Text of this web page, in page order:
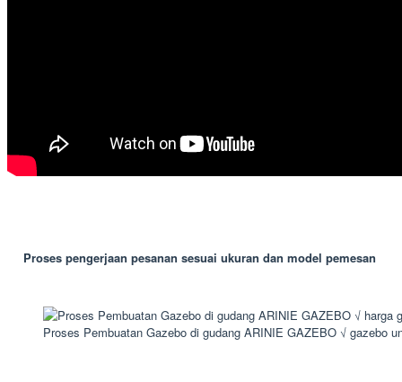
Proses pengerjaan pesanan sesuai ukuran dan model pemesan
Proses Pembuatan Gazebo di gudang ARINIE GAZEBO √ gazebo